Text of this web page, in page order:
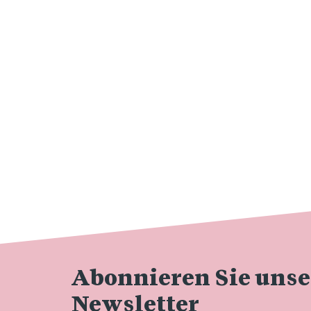
Abonnieren Sie
Newsletter